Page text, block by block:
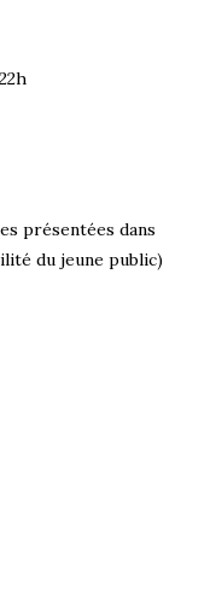
présentées dans
du jeune public)